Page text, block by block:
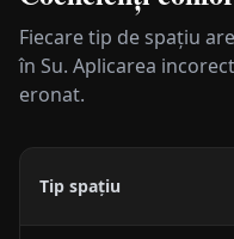
Fiecare tip de spațiu
în Su. Aplicarea
eronat.
Tip spațiu